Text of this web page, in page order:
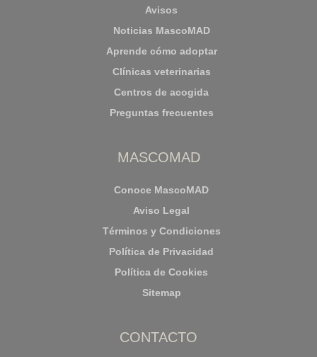
Avisos
Noticias MascoMAD
Aprende cómo adoptar
Clínicas veterinarias
Centros de acogida
Preguntas frecuentes
MASCOMAD
Conoce MascoMAD
Aviso Legal
Términos y Condiciones
Política de Privacidad
Política de Cookies
Sitemap
CONTACTO